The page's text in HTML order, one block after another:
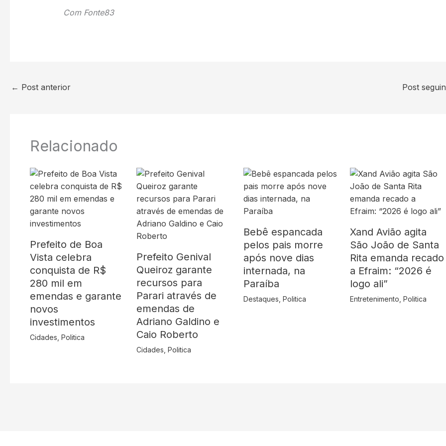
Com Fonte83
← Post anterior Post
Relacionado
Prefeito de Boa
Vista celebra
conquista de R$
280 mil em
emendas e garante
novos
investimentos
Cidades Politica
Prefeito Genival
Queiroz garante
recursos para
Parari através de
emendas de
Adriano Galdino e
Caio Roberto
Cidades ,Politica
Bebê espancada
pelos pais morre
após nove dias
internada, na
Paraíba
Destaques Politica
Xand Avião agita
São João de Santa
Rita emanda recado
a Efraim: “2026 é
logo ali”
Entretenimento ,Politica